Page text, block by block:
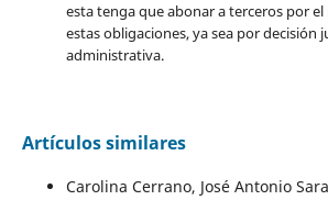
esta tenga que abonar a terceros por
estas obligaciones, ya sea por decisión
administrativa.
Artículos similares
Carolina Cerrano, José Antonio